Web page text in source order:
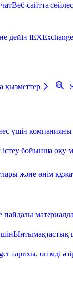
Веб-сайтта
дейін
қызметтер
үшін компанияны
бойынша оқу
және өнім
пайдалы
Ынтымақтастық
тарихы, өнімді